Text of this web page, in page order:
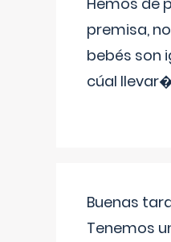
premisa,
bebés son
cúal
Buenas
Tenemos